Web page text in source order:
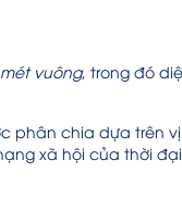
vuông, trong đó
phân chia dựa trên
xã hội của thời